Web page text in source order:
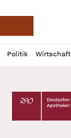
Deutsche
Politik Wirtschaft
Profil
öffnen
Daz
Pur
Deutscher